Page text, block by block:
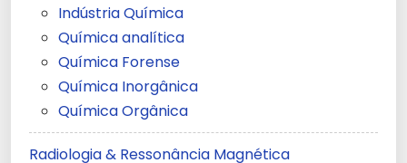
Indústria Química
Química analítica
Química Forense
Química Inorgânica
Química Orgânica
Radiologia & Ressonância Magnética